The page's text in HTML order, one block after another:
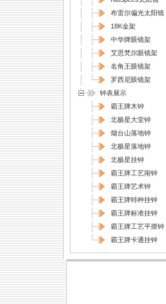
布雷尔偏光太阳镜
18K金架
中华牌眼镜架
艾思梵尔眼镜架
名角王眼镜架
罗西尼眼镜架
钟表展示
霸王牌木钟
北极星大堂钟
烟台山落地钟
北极星落地钟
北极星挂钟
霸王牌工艺闹钟
霸王牌艺术钟
霸王牌特种挂钟
霸王牌标准挂钟
霸王牌工艺平摆钟
霸王牌卡通挂钟